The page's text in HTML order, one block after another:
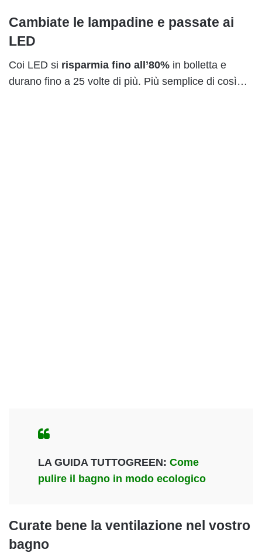
Cambiate le lampadine e passate ai
LED
Coi LED si risparmia fino all’80% in bolletta e
durano fino a 25 volte di più. Più semplice di così…
LA GUIDA TUTTOGREEN: Come
pulire il bagno in modo ecologico
Curate bene la ventilazione nel vostro
bagno